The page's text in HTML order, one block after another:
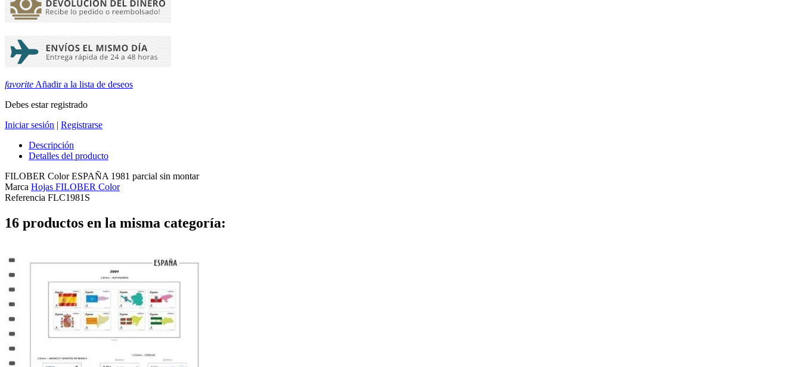
favorite Añadir a la lista de deseos
Debes estar registrado
Iniciar sesión | Registrarse
Descripción
Detalles del producto
FILOBER Color ESPAÑA 1981 parcial sin montar
Marca Hojas FILOBER Color
Referencia FLC1981S
16 productos en la misma categoría: